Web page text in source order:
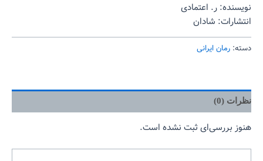
نویسنده: ر. اعتمادی
انتشارات: شادان
دسته: رمان ایرانی
نظرات (0)
هنوز بررسی‌ای ثبت نشده است.